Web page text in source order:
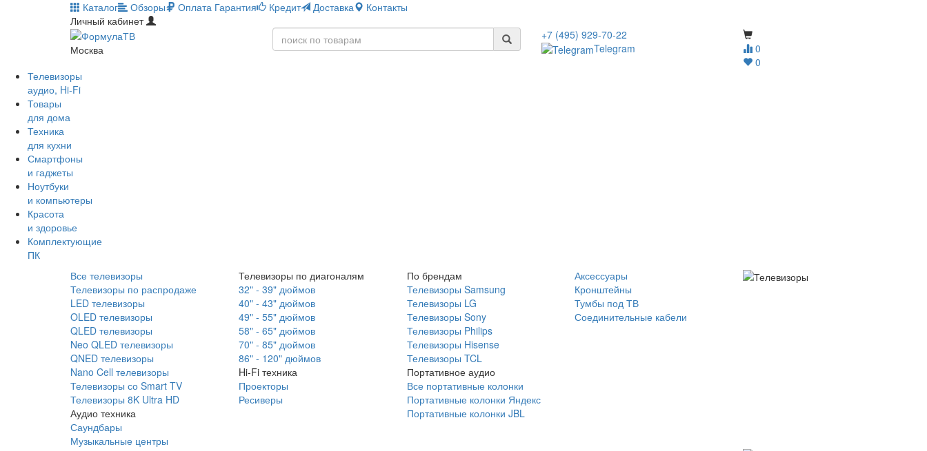
Каталог Обзоры Оплата Гарантия Кредит Доставка
Контакты
Личный кабинет
Москва
0
0
+7 (495) 929-70-22
Telegram
Телевизоры
аудио, Hi-Fi
Товары
для дома
Техника
для кухни
Смартфоны
и гаджеты
Ноутбуки
и компьютеры
Красота
и здоровье
Комплектующие
ПК
Все телевизоры
Телевизоры по распродаже
LED телевизоры
OLED телевизоры
QLED телевизоры
Neo QLED телевизоры
QNED телевизоры
Nano Cell телевизоры
Телевизоры со Smart TV
Телевизоры 8K Ultra HD
Аудио техника
Саундбары
Музыкальные центры
Телевизоры по диагоналям
32" - 39" дюймов
40" - 43" дюймов
49" - 55" дюймов
58" - 65" дюймов
70" - 85" дюймов
86" - 120" дюймов
Hi-Fi техника
Проекторы
Ресиверы
По брендам
Телевизоры Samsung
Телевизоры LG
Телевизоры Sony
Телевизоры Philips
Телевизоры Hisense
Телевизоры TCL
Портативное аудио
Все портативные колонки
Портативные колонки Яндекс
Портативные колонки JBL
Аксессуары
Кронштейны
Тумбы под ТВ
Соединительные кабели